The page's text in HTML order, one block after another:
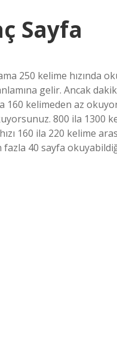
Sayfa
250 kelime hızında
gelir. Ancak
160 kelimeden az
800 ila 1300
160 ila 220 kelime
40 sayfa